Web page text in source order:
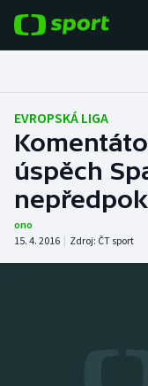
Fotbal
Hokej
Tenis
Atletika
EVROPSKÁ LIGA
úspěch
ono
15. 4. 2016 | Zdroj: ČT sport